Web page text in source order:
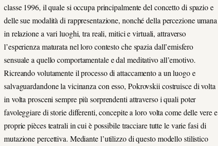
classe 1996, il quale si occupa principalmente del concetto di spazio e
delle sue modalità di rappresentazione, nonché della percezione umana
in relazione a vari luoghi, tra reali, mitici e virtuali, attraverso
l’esperienza maturata nel loro contesto che spazia dall’emisfero
sensuale a quello comportamentale e dal meditativo all’emotivo.
Ricreando volutamente il processo di attaccamento a un luogo e
salvaguardandone la vicinanza con esso, Pokrovskii costruisce di volta
in volta prosceni sempre più sorprendenti attraverso i quali poter
favoleggiare di storie differenti, concepite a loro volta come delle vere e
proprie pièces teatrali in cui è possibile tracciare tutte le varie fasi di
mutazione percettiva. Mediante l’utilizzo di questo modello stilistico